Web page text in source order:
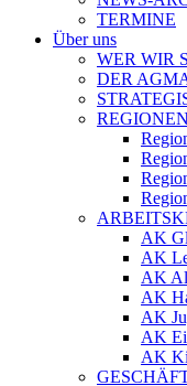
TERMINE
Über uns
WER WIR
DER
REGIONEN
AK
AK
AK
AK
AK
AK
AK